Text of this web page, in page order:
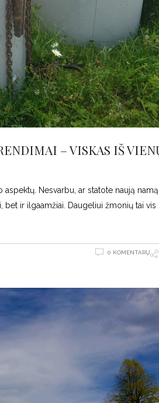
– VISKAS IŠ
Nesvarbu, ar statote naują
bet ir ilgaamžiai. Daugeliui žmonių tai vis
0 KOMENTARŲ